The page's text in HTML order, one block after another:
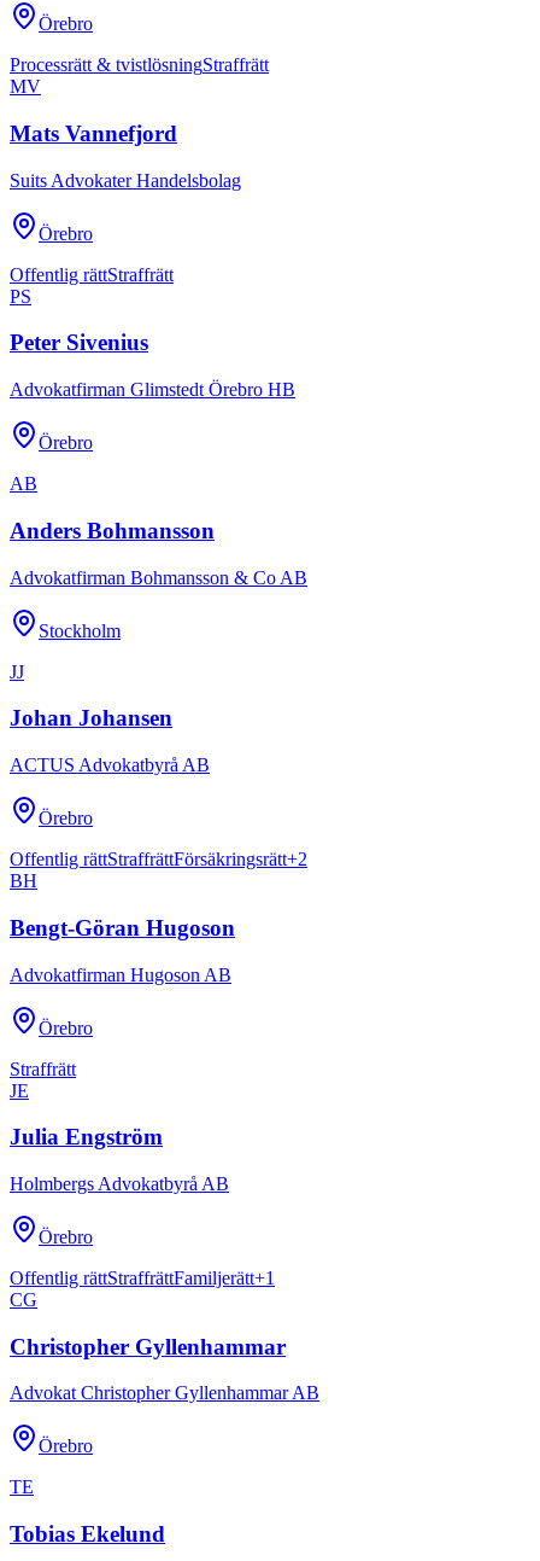
Örebro
Processrätt & tvistlösningStraffrätt
MV
Mats Vannefjord
Suits Advokater Handelsbolag
Örebro
Offentlig rättStraffrätt
PS
Peter Sivenius
Advokatfirman Glimstedt Örebro HB
Örebro
AB
Anders Bohmansson
Advokatfirman Bohmansson & Co AB
Stockholm
JJ
Johan Johansen
ACTUS Advokatbyrå AB
Örebro
Offentlig rättStraffrättFörsäkringsrätt+2
BH
Bengt-Göran Hugoson
Advokatfirman Hugoson AB
Örebro
Straffrätt
JE
Julia Engström
Holmbergs Advokatbyrå AB
Örebro
Offentlig rättStraffrättFamiljerätt+1
CG
Christopher Gyllenhammar
Advokat Christopher Gyllenhammar AB
Örebro
TE
Tobias Ekelund